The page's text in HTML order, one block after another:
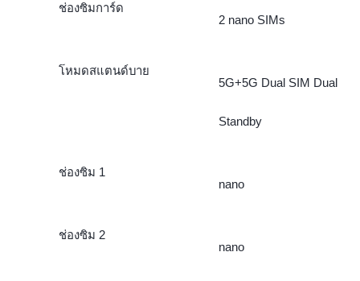
ช่องซิมการ์ด
2 nano SIMs
โหมดสแตนด์บาย
5G+5G Dual SIM Dual
Standby
ช่องซิม 1
nano
ช่องซิม 2
nano